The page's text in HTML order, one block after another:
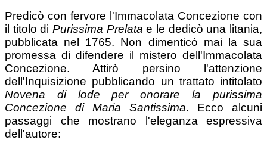
Predicò con fervore l'Immacolata Concezione con
il titolo di Purissima Prelata e le dedicò una litania,
pubblicata nel 1765. Non dimenticò mai la sua
promessa di difendere il mistero dell'Immacolata
Concezione. Attirò persino l'attenzione
dell'Inquisizione pubblicando un trattato intitolato
Novena di lode per onorare la purissima
Concezione di Maria Santissima. Ecco alcuni
passaggi che mostrano l'eleganza espressiva
dell'autore: